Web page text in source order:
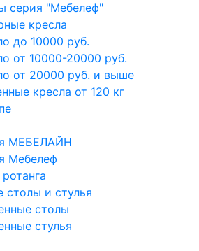
серия "Мебелеф"
кресла
до 10000 руб.
от 10000-20000 руб.
от 20000 руб. и выше
кресла от 120 кг
МЕБЕЛАЙН
Мебелеф
столы и стулья
столы
стулья